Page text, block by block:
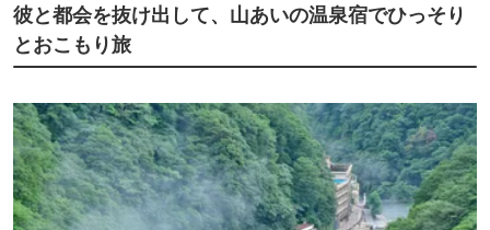
彼と都会を抜け出して、山あいの温泉宿でひっそり
とおこもり旅